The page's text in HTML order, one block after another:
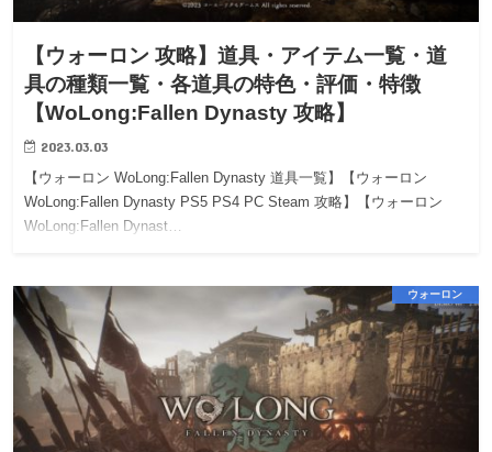
【ウォーロン 攻略】道具・アイテム一覧・道
具の種類一覧・各道具の特色・評価・特徴
【WoLong:Fallen Dynasty 攻略】
2023.03.03
【ウォーロン WoLong:Fallen Dynasty 道具一覧】【ウォーロン
WoLong:Fallen Dynasty PS5 PS4 PC Steam 攻略】【ウォーロン
WoLong:Fallen Dynast…
ウォーロン